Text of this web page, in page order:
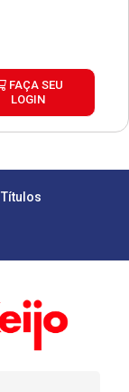
FAÇA SEU
LOGIN
Títulos